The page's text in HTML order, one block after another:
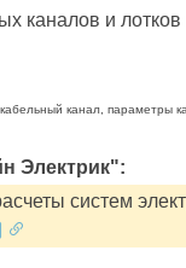
каналов и лотков
канал, параметры
Электрик":
систем